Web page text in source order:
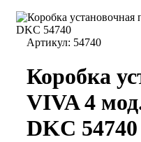
Артикул: 54740
Коробка
VIVA 4
DKC 54740